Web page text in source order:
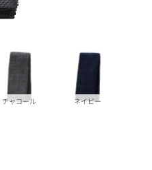
チャコール ネイビー